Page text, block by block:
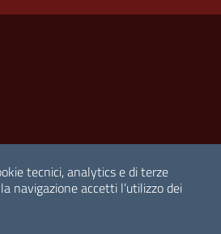
tecnici, analytics e di terze
navigazione accetti l’utilizzo dei